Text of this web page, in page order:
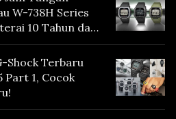
W-738H Series
10 Tahun dan
Shock Terbaru
Part 1, Cocok